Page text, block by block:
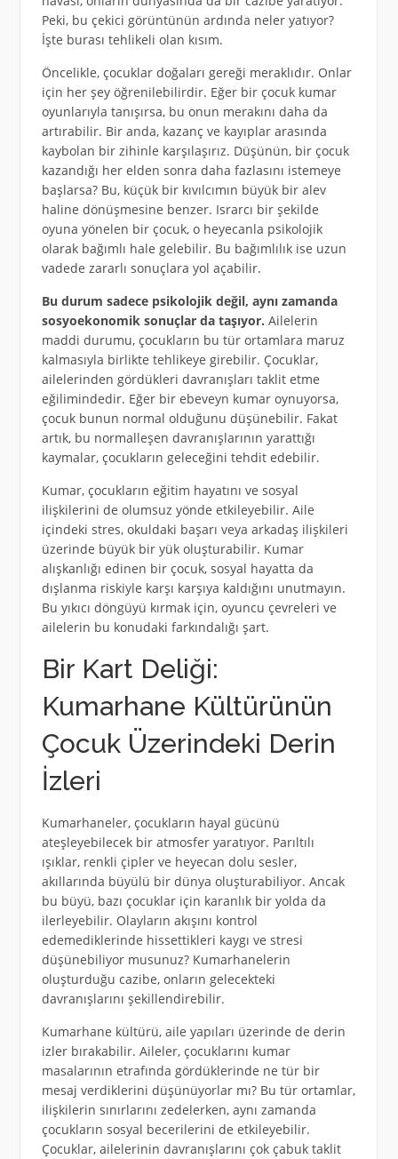
Peki, bu çekici görüntünün ardında neler yatıyor?
İşte burası tehlikeli olan kısım.
Öncelikle, çocuklar doğaları gereği meraklıdır. Onlar
için her şey öğrenilebilirdir. Eğer bir çocuk kumar
oyunlarıyla tanışırsa, bu onun merakını daha da
artırabilir. Bir anda, kazanç ve kayıplar arasında
kaybolan bir zihinle karşılaşırız. Düşünün, bir çocuk
kazandığı her elden sonra daha fazlasını istemeye
başlarsa? Bu, küçük bir kıvılcımın büyük bir alev
haline dönüşmesine benzer. Israrcı bir şekilde
oyuna yönelen bir çocuk, o heyecanla psikolojik
olarak bağımlı hale gelebilir. Bu bağımlılık ise uzun
vadede zararlı sonuçlara yol açabilir.
Bu durum sadece psikolojik değil, aynı zamanda
sosyoekonomik sonuçlar da taşıyor. Ailelerin
maddi durumu, çocukların bu tür ortamlara maruz
kalmasıyla birlikte tehlikeye girebilir. Çocuklar,
ailelerinden gördükleri davranışları taklit etme
eğilimindedir. Eğer bir ebeveyn kumar oynuyorsa,
çocuk bunun normal olduğunu düşünebilir. Fakat
artık, bu normalleşen davranışlarının yarattığı
kaymalar, çocukların geleceğini tehdit edebilir.
Kumar, çocukların eğitim hayatını ve sosyal
ilişkilerini de olumsuz yönde etkileyebilir. Aile
içindeki stres, okuldaki başarı veya arkadaş ilişkileri
üzerinde büyük bir yük oluşturabilir. Kumar
alışkanlığı edinen bir çocuk, sosyal hayatta da
dışlanma riskiyle karşı karşıya kaldığını unutmayın.
Bu yıkıcı döngüyü kırmak için, oyuncu çevreleri ve
ailelerin bu konudaki farkındalığı şart.
Bir Kart Deliği:
Kumarhane Kültürünün
Çocuk Üzerindeki Derin
İzleri
Kumarhaneler, çocukların hayal gücünü
ateşleyebilecek bir atmosfer yaratıyor. Parıltılı
ışıklar, renkli çipler ve heyecan dolu sesler,
akıllarında büyülü bir dünya oluşturabiliyor. Ancak
bu büyü, bazı çocuklar için karanlık bir yolda da
ilerleyebilir. Olayların akışını kontrol
edemediklerinde hissettikleri kaygı ve stresi
düşünebiliyor musunuz? Kumarhanelerin
oluşturduğu cazibe, onların gelecekteki
davranışlarını şekillendirebilir.
Kumarhane kültürü, aile yapıları üzerinde de derin
izler bırakabilir. Aileler, çocuklarını kumar
masalarının etrafında gördüklerinde ne tür bir
mesaj verdiklerini düşünüyorlar mı? Bu tür ortamlar,
ilişkilerin sınırlarını zedelerken, aynı zamanda
çocukların sosyal becerilerini de etkileyebilir.
Çocuklar, ailelerinin davranışlarını çok çabuk taklit